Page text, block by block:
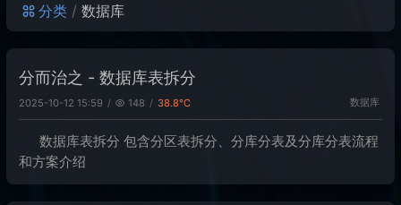
分类 数据库
分而治之 - 数据库表拆分
2025-10-12 15:59 148 38.8℃ 数据库
数据库表拆分 包含分区表拆分、分库分表及分库分表流程
和方案介绍